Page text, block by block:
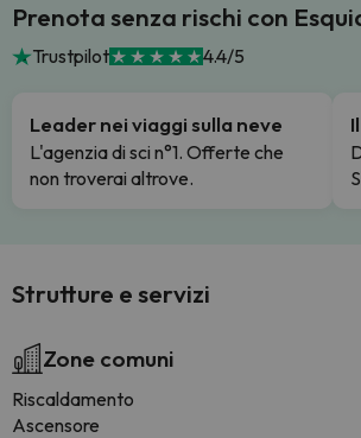
Prenota senza rischi con
Trustpilot 4.4/5
Leader nei viaggi sulla neve
L'agenzia di sci n°1. Offerte che
non troverai altrove.
Strutture e servizi
Zone comuni
Riscaldamento
Ascensore